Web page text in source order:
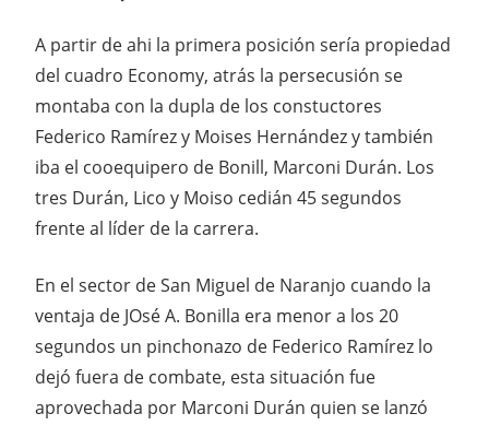
A partir de ahi la primera posición sería propiedad
del cuadro Economy, atrás la persecusión se
montaba con la dupla de los constuctores
Federico Ramírez y Moises Hernández y también
iba el cooequipero de Bonill, Marconi Durán. Los
tres Durán, Lico y Moiso cedián 45 segundos
frente al líder de la carrera.
En el sector de San Miguel de Naranjo cuando la
ventaja de JOsé A. Bonilla era menor a los 20
segundos un pinchonazo de Federico Ramírez lo
dejó fuera de combate, esta situación fue
aprovechada por Marconi Durán quien se lanzó